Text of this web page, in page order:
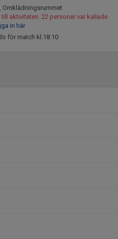
Omklädningsrummet
aktiviteten. 22 personer var kallade.
in här
för match kl.18.10